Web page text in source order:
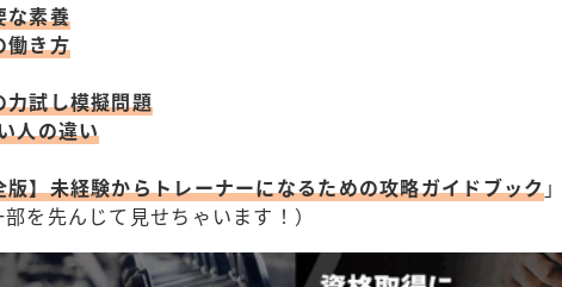
な素養
働き方
力試し模擬問題
人の違い
版】未経験からトレーナーになるための攻略ガイドブック
を先んじて見せちゃいます！）